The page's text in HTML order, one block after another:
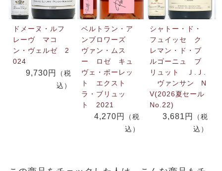
ドメーヌ・ルフ
レーヴ マコ
ン・ヴェルゼ 2
024
9,730円
（税
込）
ベルトラン・ア
ンブロワーズ
ヴァン・ムス
ー ロゼ キュ
ヴェ・ポーレッ
ト エクスト
ラ・ブリュッ
ト 2021
4,270円
（税
込）
シャトー・ド・
フュイッセ ク
レマン・ド・ブ
ルゴーニュ ブ
リュット Ｊ.Ｊ.
ヴァンサン N
V(2026夏セール
No.22)
3,681円
（税
込）